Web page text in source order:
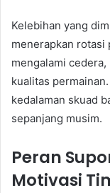
Kelebihan yang
menerapkan rotasi
mengalami
kualitas
kedalaman skuad
sepanjang musim.
Peran
Motivasi